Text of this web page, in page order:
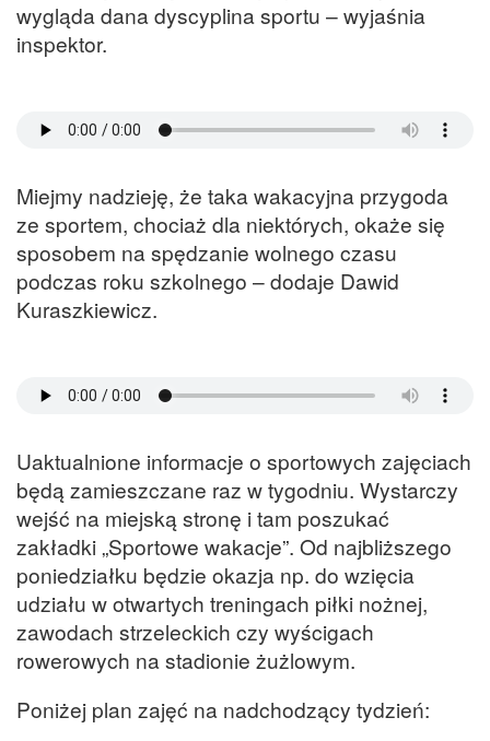
wygląda dana dyscyplina sportu – wyjaśnia
inspektor.
Miejmy nadzieję, że taka wakacyjna przygoda
ze sportem, chociaż dla niektórych, okaże się
sposobem na spędzanie wolnego czasu
podczas roku szkolnego – dodaje Dawid
Kuraszkiewicz.
Uaktualnione informacje o sportowych zajęciach
będą zamieszczane raz w tygodniu. Wystarczy
wejść na miejską stronę i tam poszukać
zakładki „Sportowe wakacje”. Od najbliższego
poniedziałku będzie okazja np. do wzięcia
udziału w otwartych treningach piłki nożnej,
zawodach strzeleckich czy wyścigach
rowerowych na stadionie żużlowym.
Poniżej plan zajęć na nadchodzący tydzień: